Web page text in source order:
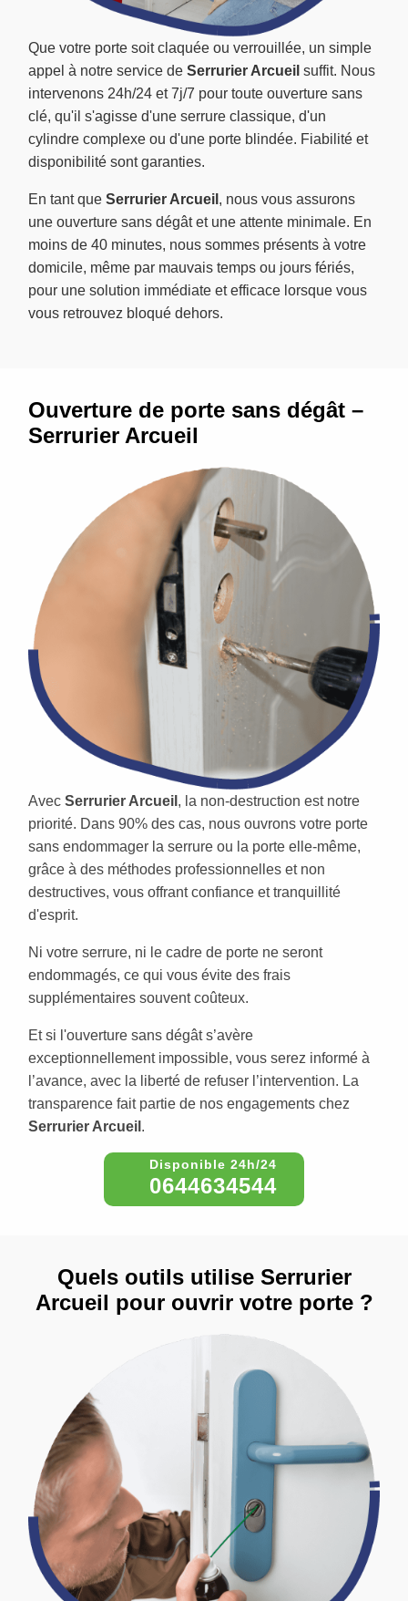
Que votre porte soit claquée ou verrouillée, un simple
appel à notre service de Serrurier Arcueil suffit. Nous
intervenons 24h/24 et 7j/7 pour toute ouverture sans
clé, qu'il s'agisse d'une serrure classique, d'un
cylindre complexe ou d'une porte blindée. Fiabilité et
disponibilité sont garanties.
En tant que Serrurier Arcueil , nous vous assurons
une ouverture sans dégât et une attente minimale. En
moins de 40 minutes, nous sommes présents à votre
domicile, même par mauvais temps ou jours fériés,
pour une solution immédiate et efficace lorsque vous
vous retrouvez bloqué dehors.
Ouverture de porte sans dégât –
Serrurier Arcueil
Avec Serrurier Arcueil , la non-destruction est notre
priorité. Dans 90% des cas, nous ouvrons votre porte
sans endommager la serrure ou la porte elle-même,
grâce à des méthodes professionnelles et non
destructives, vous offrant confiance et tranquillité
d'esprit.
Ni votre serrure, ni le cadre de porte ne seront
endommagés, ce qui vous évite des frais
supplémentaires souvent coûteux.
Et si l'ouverture sans dégât s’avère
exceptionnellement impossible, vous serez informé à
l’avance, avec la liberté de refuser l’intervention. La
transparence fait partie de nos engagements chez
Serrurier Arcueil .
0644634544
Quels outils utilise Serrurier
Arcueil pour ouvrir votre porte ?